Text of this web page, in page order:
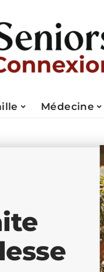
Médecine